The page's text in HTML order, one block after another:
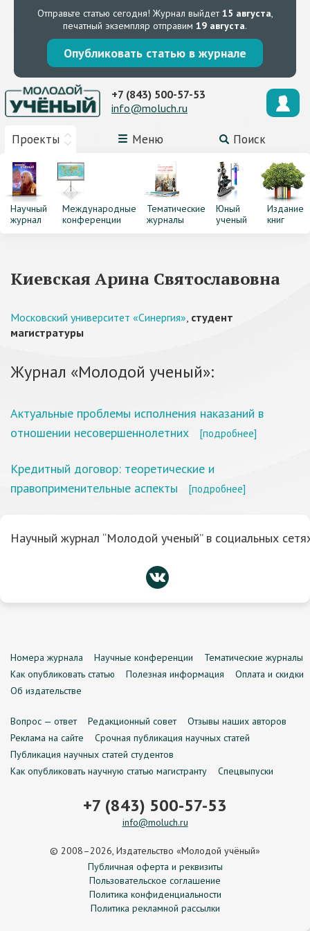
Отправьте статью сегодня! Журнал выйдет15 августа,
печатный экземпляр отправим 19 августа.
Опубликовать статью в журнале
Проекты Меню Поиск
+7 (843) 500-57-53
info@moluch.ru
Научный
журнал
Международные
конференции
Тематические
журналы
Юный
ученый
Издание
книг
Киевская Арина Святославовна
Московский университет «Синергия», студент
магистратуры
Журнал «Молодой ученый»:
Актуальные проблемы исполнения наказаний в
отношении несовершеннолетних
[подробнее]
Кредитный договор: теоретические и
правоприменительные аспекты
[подробнее]
Научный журнал “Молодой ученый” в социальных
Номера журнала Научные конференции
Тематические журналы
Как опубликовать статью
Полезная информация
Оплата и скидки
Об издательстве
Вопрос — ответ Редакционный совет
Отзывы наших авторов
Реклама на сайте
Срочная публикация научных статей
Публикация научных статей студентов
Как опубликовать научную статью магистранту
Спецвыпуски
+7 (843) 500-57-53
info@moluch.ru
© 2008–2026, Издательство «Молодой учёный»
Публичная оферта и реквизиты
Пользовательское соглашение
Политика конфиденциальности
Политика рекламной рассылки